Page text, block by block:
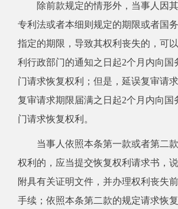
除前款规定的情形外，当事人因其
专利法或者本细则规定的期限或者国
指定的期限，导致其权利丧失的，可
利行政部门的通知之日起2个月内向国
门请求恢复权利；但是，延误复审请
复审请求期限届满之日起2个月内向国
门请求恢复权利。
当事人依照本条第一款或者第二款
权利的，应当提交恢复权利请求书，
附具有关证明文件，并办理权利丧失
手续；依照本条第二款的规定请求恢